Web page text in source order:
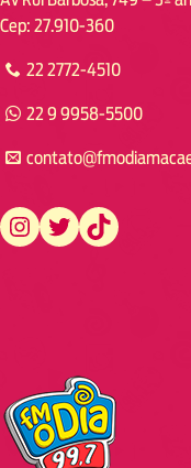
Cep: 27.910-360
22 2772-4510
22 9 9958-5500
https://www.instagram.com/fmodia.macae/ https://twitter.com/fmodia.macae/ https://www.tiktok.com/@fmodia.macae